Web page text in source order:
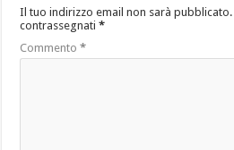
Il tuo indirizzo email non sarà pubblicato.
contrassegnati*
Commento*